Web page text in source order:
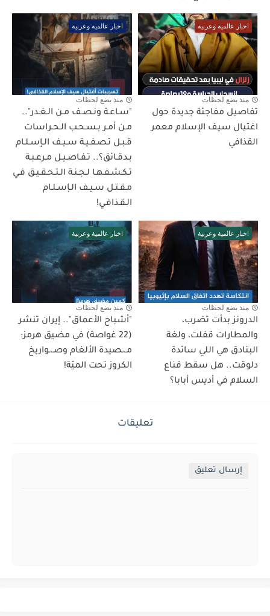
اخبار عالمية وعربية
منذ بضع لحظات
تفاصيل مفاجئة جديدة حول
اغتيال سيف الإسلام معمر
القذافي
اخبار عالمية وعربية
منذ بضع لحظات
"سـاعـة ونـصـف مـن الـغـدر"..
مـن أمـر بـسـحـب الـحـراسات
قـبـل تـصـفـيـة سـيـف الـإسـلـام
بـدقـائق؟.. تـفـاصـيـل مـرعـبـة
تـكـشـفـهـا لـجـنـة الـتـحـقـيـق فـي
مـقـتـل سـيـف الـإسـلـام
الـقـذافـي!
اخبار عالمية وعربية
منذ بضع لحظات
الدرونز بدأت تضرب،
والمطارات قفلت، ولغة
البنادق هي اللي سائدة
دلوقت.. هل سقط قناع
السلام في أديس أبابا؟
اخبار عالمية وعربية
منذ بضع لحظات
"أشباح الأعماق".. إيران تنشر
(22 غواصة) في مضيق هرمز:
مـ،ـصيدة الألغام وصـ،ـواريخ
الكروز تحت الميّة!
تعليقات
إرسال تعليق